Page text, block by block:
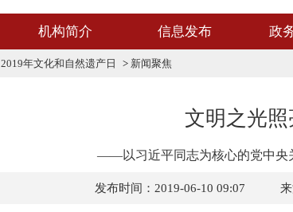
机构简介 信息发布 政
2019年文化和自然遗产日 > 新闻聚焦
文明之光
——以习近平同志为核心的党中央
发布时间：2019-06-10 09:07